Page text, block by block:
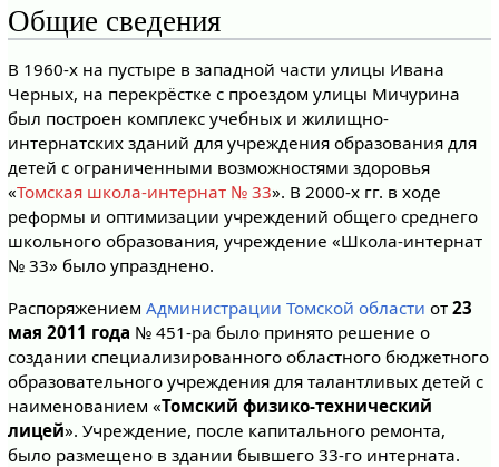
Общие сведения
В 1960-х на пустыре в западной части улицы Ивана
Черных, на перекрёстке с проездом улицы Мичурина
был построен комплекс учебных и жилищно-
интернатских зданий для учреждения образования для
детей с ограниченными возможностями здоровья
«Томская школа-интернат № 33». В 2000-х гг. в ходе
реформы и оптимизации учреждений общего среднего
школьного образования, учреждение «Школа-интернат
№ 33» было упразднено.
Распоряжением Администрации Томской области от 23
мая 2011 года № 451-ра было принято решение о
создании специализированного областного бюджетного
образовательного учреждения для талантливых детей с
наименованием «Томский физико-технический
лицей». Учреждение, после капитального ремонта,
было размещено в здании бывшего 33-го интерната.